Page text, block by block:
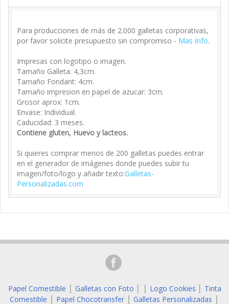
Para producciones de más de 2.000 galletas corporativas,
por favor solicite presupuesto sin compromiso - Mas Info.
Impresas con logotipo o imagen.
Tamaño Galleta: 4,3cm.
Tamaño Fondant: 4cm.
Tamaño impresion en papel de azucar: 3cm.
Grosor aprox: 1cm.
Envase: Individual.
Caducidad: 3 meses.
Contiene gluten, Huevo y lacteos.
Si quieres comprar menos de 200 galletas puedes entrar
en el generador de imágenes donde puedes subir tu
imagen/foto/logo y añadir texto:Galletas-
Personalizadas.com
Papel Comestible Galletas con Foto Logo Cookies
Tinta
Comestible
Papel Chocotransfer Galletas Personalizadas